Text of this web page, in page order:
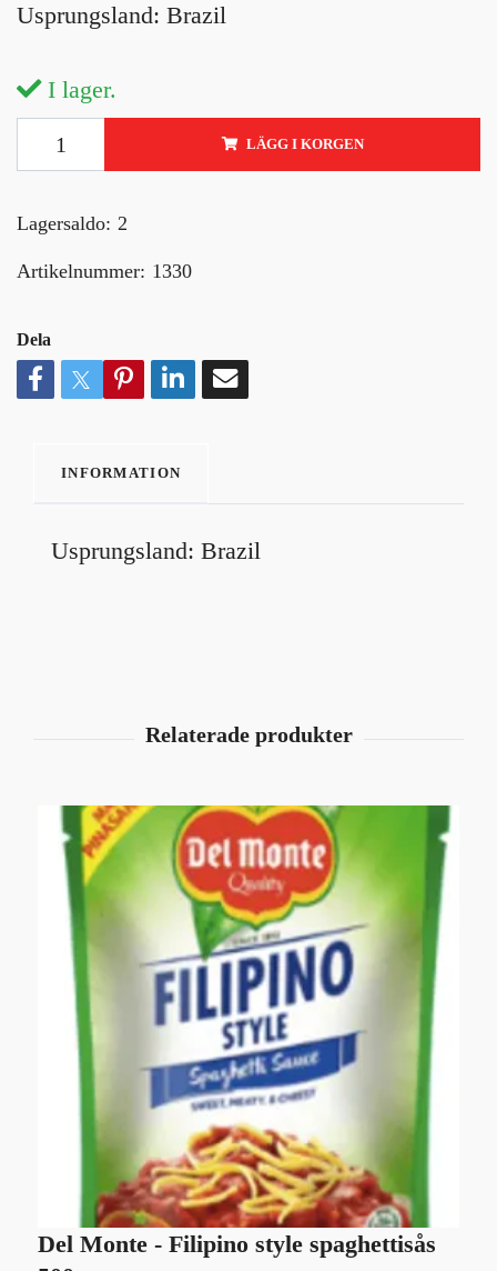
Usprungsland: Brazil
I lager.
LÄGG I KORGEN
Lagersaldo: 2
Artikelnummer: 1330
Dela
INFORMATION
Usprungsland: Brazil
Del Monte - Filipino style spaghettisås